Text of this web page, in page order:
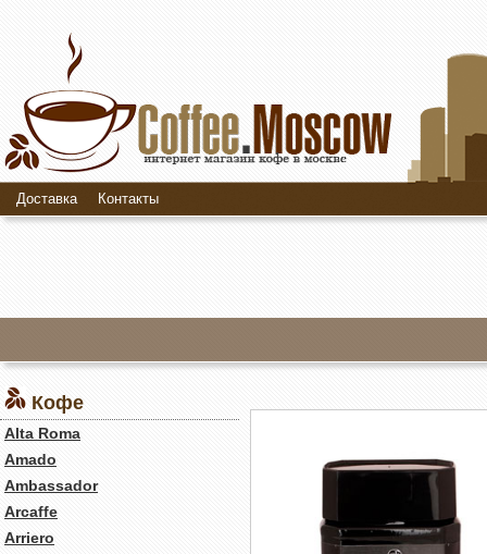
Доставка Контакты
Кофе
Alta Roma
Amado
Ambassador
Arcaffe
Arriero